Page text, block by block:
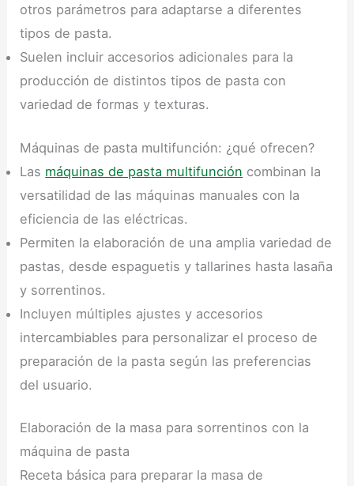
otros parámetros para adaptarse a diferentes
tipos de pasta.
Suelen incluir accesorios adicionales para la
producción de distintos tipos de pasta con
variedad de formas y texturas.
Máquinas de pasta multifunción: ¿qué ofrecen?
Las máquinas de pasta multifunción combinan la
versatilidad de las máquinas manuales con la
eficiencia de las eléctricas.
Permiten la elaboración de una amplia variedad de
pastas, desde espaguetis y tallarines hasta lasaña
y sorrentinos.
Incluyen múltiples ajustes y accesorios
intercambiables para personalizar el proceso de
preparación de la pasta según las preferencias
del usuario.
Elaboración de la masa para sorrentinos con la
máquina de pasta
Receta básica para preparar la masa de